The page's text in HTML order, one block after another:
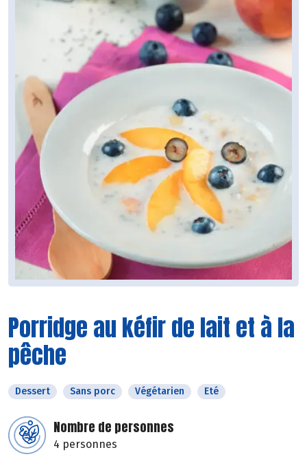
Porridge au kéfir de lait et à la
pêche
Dessert Sans porc Végétarien Eté
Nombre de personnes
4 personnes